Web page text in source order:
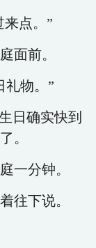
来点。”
面前。
礼物。”
日确实快到
。
一分钟。
往下说。